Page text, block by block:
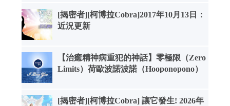
[揭密者][柯博拉Cobra]2017年10月13日：
近況更新
【治癒精神病重犯的神話】零極限（Zero
Limits）荷歐波諾波諾（Hooponopono）
[揭密者][柯博拉Cobra] 讓它發生! 2026年